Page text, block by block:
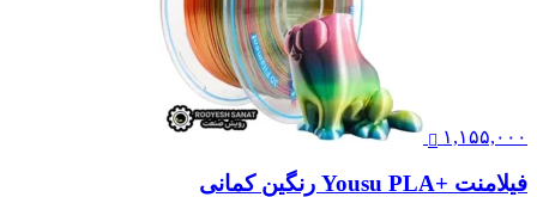
۱,۱۵۵,۰۰۰
فیلامنت +Yousu PLA رنگین کمانی